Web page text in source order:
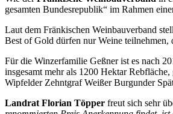
gesamten Bundesrepublik“ im Rahmen
Laut dem Fränkischen Weinbauverband
Best of Gold dürfen nur Weine
Für die Winzerfamilie Geßner ist es nach
insgesamt mehr als 1200 Hektar
Wipfelder Zehntgraf Weißer Burgunder
Landrat Florian Töpper freut sich sehr